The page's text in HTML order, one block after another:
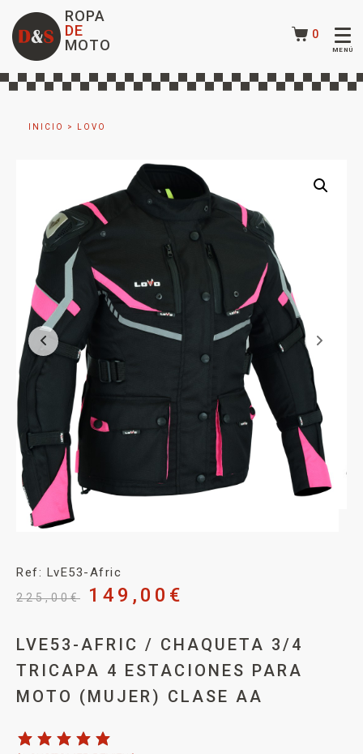
ROPA
DE
MOTO
0
INICIO > LOVO
Ref: LvE53-Afric
225,00€ 149,00 €
LVE53-AFRIC / CHAQUETA 3/4
TRICAPA 4 ESTACIONES PARA
MOTO (MUJER) CLASE AA